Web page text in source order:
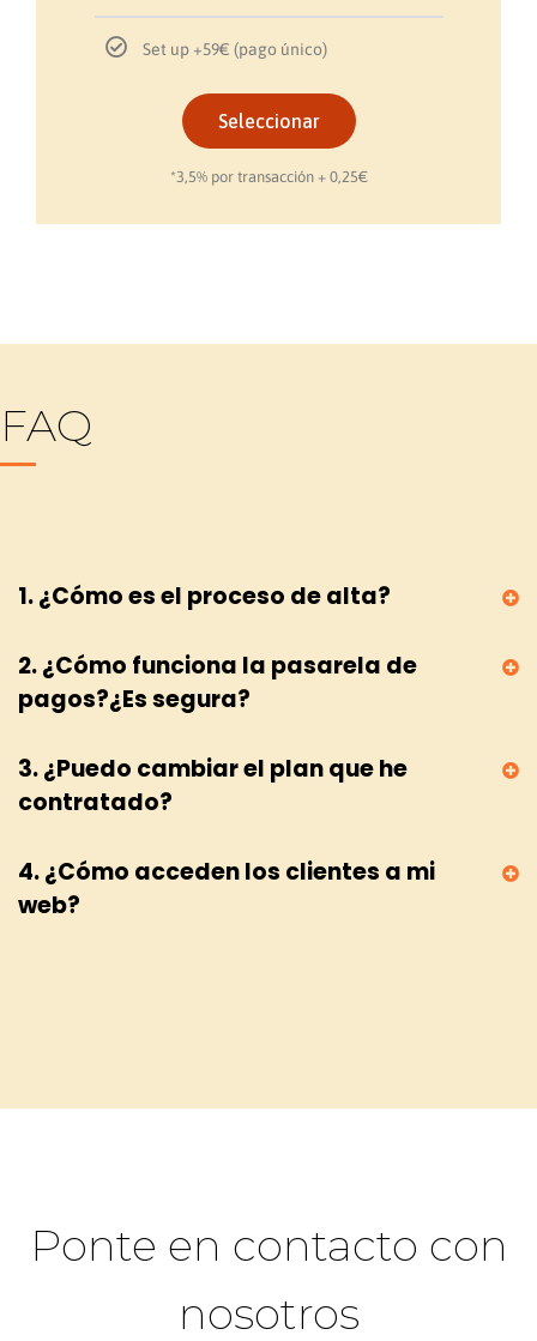
Set up +59€ (pago único)
Seleccionar
*3,5% por transacción + 0,25€
Set up GRATIS
Seleccionar
*3,5% por transacción + 0,25€
Set-up GRATIS
Seleccionar
*3,5% por transacción + 0,25€
FAQ
1. ¿Cómo es el proceso de alta?
2. ¿Cómo funciona la pasarela de
pagos?¿Es segura?
3. ¿Puedo cambiar el plan que he
contratado?
4. ¿Cómo acceden los clientes a mi
web?
Ponte en contacto con
nosotros